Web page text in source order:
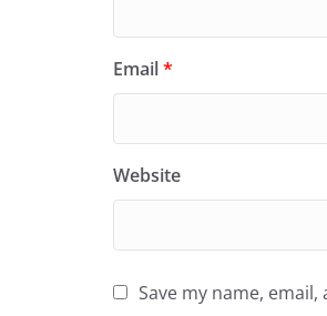
Email*
Website
Save my name,